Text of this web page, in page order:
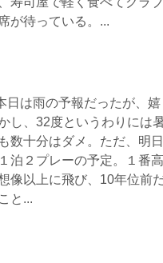
が待っている。...
雨の予報だったが、嬉
し、32度というわりには
数十分はダメ。ただ、明
泊２プレーの予定。１番
像以上に飛び、10年位前
と...